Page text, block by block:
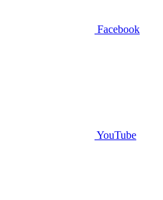
Facebook
YouTube